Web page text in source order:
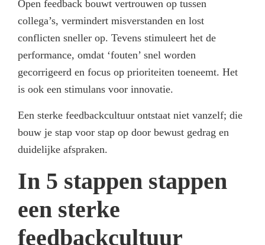
Open feedback bouwt vertrouwen op tussen
collega’s, vermindert misverstanden en lost
conflicten sneller op. Tevens stimuleert het de
performance, omdat ‘fouten’ snel worden
gecorrigeerd en focus op prioriteiten toeneemt. Het
is ook een stimulans voor innovatie.
Een sterke feedbackcultuur ontstaat niet vanzelf; die
bouw je stap voor stap op door bewust gedrag en
duidelijke afspraken.
In 5 stappen stappen
een sterke
feedbackcultuur